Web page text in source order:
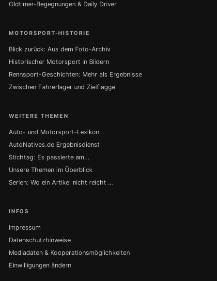
Oldtimer-Begegnungen & Daily Driver
MOTORSPORT-HISTORIE
Blick zurück: Aus dem Foto-Archiv
Historischer Motorsport in Bildern
Rennsport-Geschichten: Mehr als Ergebnisse
Zwischen Fahrerlager und Zielflagge
WEITERE THEMEN
Auto- und Motorsport-Lexikon
AutoNatives.de Ergebnisdienst
Stichtag: Es passierte am…
Unsere Themen im Überblick
Serien: Wo ein Artikel nicht reicht …
INFOS
Impressum
Datenschutzhinweise
Mediadaten & Kooperationsmöglichkeiten
Einwilligungen ändern